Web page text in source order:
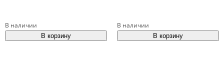
В наличии В наличии